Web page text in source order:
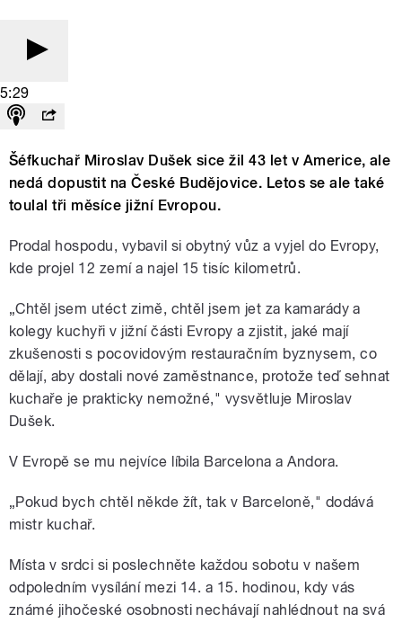
5:29
Šéfkuchař Miroslav Dušek sice žil 43 let v Americe, ale
nedá dopustit na České Budějovice. Letos se ale také
toulal tři měsíce jižní Evropou.
Prodal hospodu, vybavil si obytný vůz a vyjel do Evropy,
kde projel 12 zemí a najel 15 tisíc kilometrů.
„Chtěl jsem utéct zimě, chtěl jsem jet za kamarády a
kolegy kuchyři v jižní části Evropy a zjistit, jaké mají
zkušenosti s pocovidovým restauračním byznysem, co
dělají, aby dostali nové zaměstnance, protože teď sehnat
kuchaře je prakticky nemožné," vysvětluje Miroslav
Dušek.
V Evropě se mu nejvíce líbila Barcelona a Andora.
„Pokud bych chtěl někde žít, tak v Barceloně," dodává
mistr kuchař.
Místa v srdci si poslechněte každou sobotu v našem
odpoledním vysílání mezi 14. a 15. hodinou, kdy vás
známé jihočeské osobnosti nechávají nahlédnout na svá